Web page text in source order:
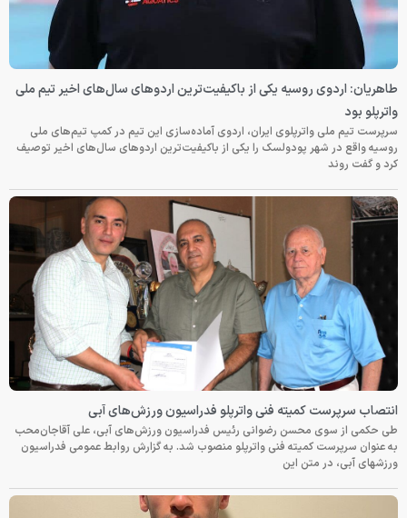
طاهریان: اردوی روسیه یکی از باکیفیت‌ترین اردوهای سال‌های اخیر تیم ملی
واترپلو بود
سرپرست تیم ملی واترپلوی ایران، اردوی آماده‌سازی این تیم در کمپ تیم‌های ملی
روسیه واقع در شهر پودولسک را یکی از باکیفیت‌ترین اردوهای سال‌های اخیر توصیف
کرد و گفت روند
انتصاب سرپرست کمیته فنی واترپلو فدراسیون ورزش‌های آبی
طی حکمی از سوی محسن رضوانی رئیس فدراسیون ورزش‌های آبی، علی آقاجان‌محب
به عنوان سرپرست کمیته فنی واترپلو منصوب شد. به گزارش روابط عمومی فدراسیون
ورزشهای آبی، در متن این